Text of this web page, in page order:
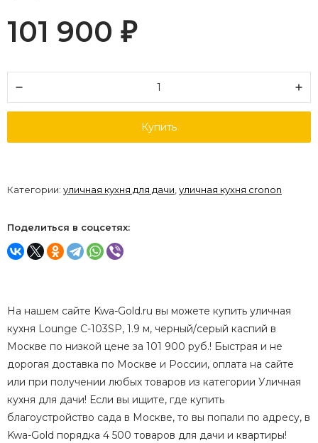
101 900 ₽
Купить
Категории: уличная кухня для дачи,уличная кухня cronon
Поделиться в соцсетях:
На нашем сайте Kwa-Gold.ru вы можете купить уличная
кухня Lounge C-103SP, 1.9 м, черный/серый каспий в
Москве по низкой цене за 101 900 руб.! Быстрая и не
дорогая доставка по Москве и России, оплата на сайте
или при получении любых товаров из категории Уличная
кухня для дачи! Если вы ищите, где купить
благоустройство сада в Москве, то вы попали по адресу, в
Kwa-Gold порядка 4 500 товаров для дачи и квартиры!